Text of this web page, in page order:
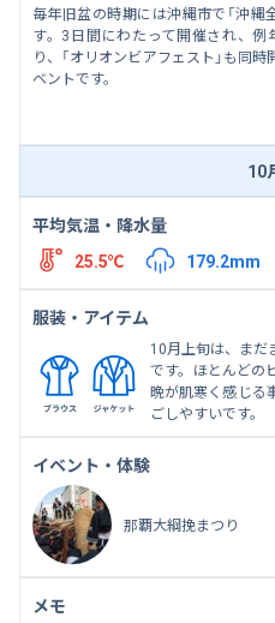
毎年旧盆の時期には沖縄市で「沖縄
す。3日間にわたって開催され、
り、「オリオンビアフェスト」も同
ベントです。
10
平均気温・降水量
25.5℃
179.2mm
服装・アイテム
10月上旬は、まだ
です。ほとんどの
晩が肌寒く感じる
ごしやすいです。
イベント・体験
那覇大綱挽まつり
メモ